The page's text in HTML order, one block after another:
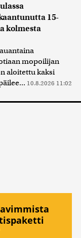
15-
kolmesta
mopoilijan
aloitettu kaksi
10.8.2026 11:02